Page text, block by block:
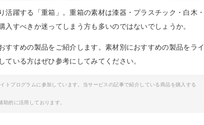
躍する「重箱」。重箱の素材は漆器・プラスチック・白木・
すべきか迷ってしまう方も多いのではないでしょうか。
すすめの製品をご紹介します。素材別におすすめの製品をライ
いる方はぜひ参考にしてみてください。
プログラムに参加しています。当サービスの記事で紹介している商品を購入する
的に活用しております。